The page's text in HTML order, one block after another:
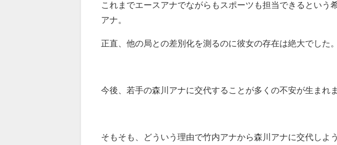
これまでエースアナでながらもスポーツも担当できるという
アナ。
正直、他の局との差別化を測るのに彼女の存在は絶大でした。
今後、若手の森川アナに交代することが多くの不安が生まれま
そもそも、どういう理由で竹内アナから森川アナに交代しよ